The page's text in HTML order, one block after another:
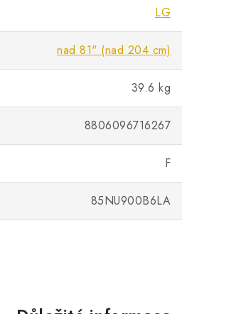
LG
nad 81" (nad 204 cm)
39.6 kg
8806096716267
F
85NU900B6LA